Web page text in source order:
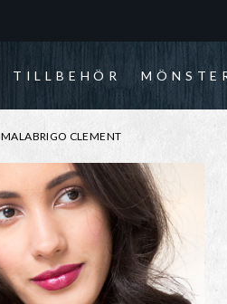
TILLBEHÖR
MALABRIGO CLEMENT